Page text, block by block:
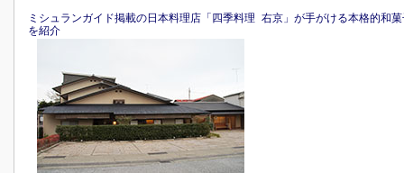
ミシュランガイド掲載の日本料理店「四季料理 右京」が手がける本格的和
を紹介